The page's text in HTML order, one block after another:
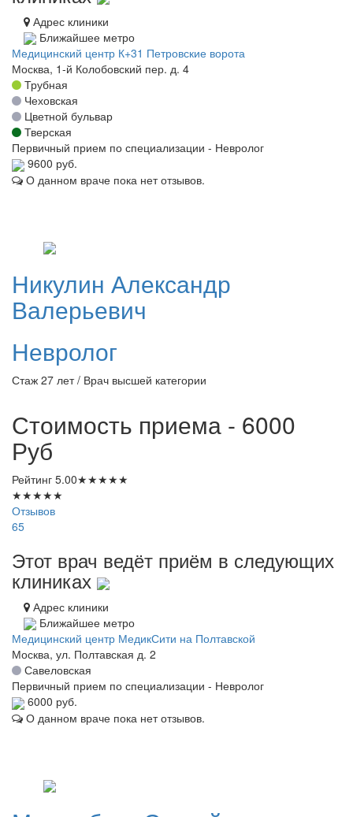
Адрес клиники
Ближайшее метро
Медицинский центр К+31 Петровские ворота
Москва, 1-й Колобовский пер. д. 4
Трубная
Чеховская
Цветной бульвар
Тверская
Первичный прием по специализации - Невролог
9600 руб.
О данном враче пока нет отзывов.
Никулин Александр
Валерьевич
Невролог
Стаж 27 лет / Врач высшей категории
Стоимость приема - 6000
Руб
Рейтинг 5.00★★★★★
★★★★★
Отзывов
65
Этот врач ведёт приём в следующих
клиниках
Адрес клиники
Ближайшее метро
Медицинский центр МедикСити на Полтавской
Москва, ул. Полтавская д. 2
Савеловская
Первичный прием по специализации - Невролог
6000 руб.
О данном враче пока нет отзывов.